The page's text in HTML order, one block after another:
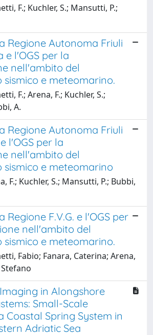
F.; Kuchler, S.; Mansutti, P.;
Regione Autonoma Friuli
e l'OGS per la
nell'ambito del
e meteomarino.
F.; Arena, F.; Kuchler, S.;
A.
Regione Autonoma Friuli
l'OGS per la
nell'ambito del
e meteomarino
F.; Kuchler, S.; Mansutti, P.; Bubbi,
F.V.G. e l'OGS per
nell'ambito del
e meteomarino.
Fabio; Fanara, Caterina; Arena,
in Alongshore
Small-Scale
Coastal Spring System in
Adriatic Sea